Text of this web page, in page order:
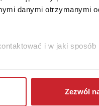
danymi otrzymanymi
i w jaki sposób
Zezwól
upominki dla
przygotowania potraw
planujemy w tym roku.
pożądanym
na zabawki.